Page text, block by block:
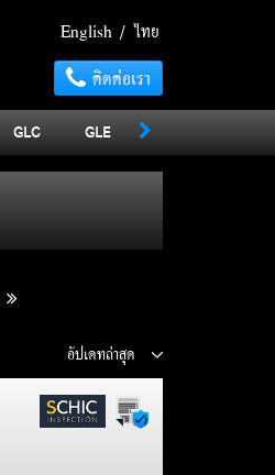
English / ไทย
ติดต่อเรา
GLC GLE